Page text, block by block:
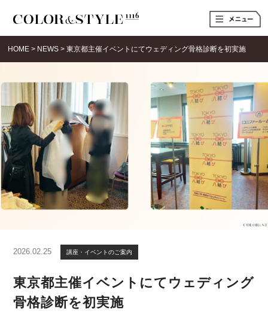
t
o
l
e
a
v
i
o
HOME > NEWS >東京都主催イベントにてウェディング骨格診断を初実施
2026.02.25 講座・イベントのご案内
東京都主催イベントにてウェディング
骨格診断を初実施